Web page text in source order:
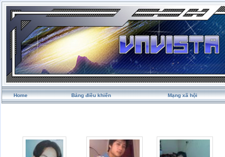
Home Bảng điều khiển Mạng xã hội